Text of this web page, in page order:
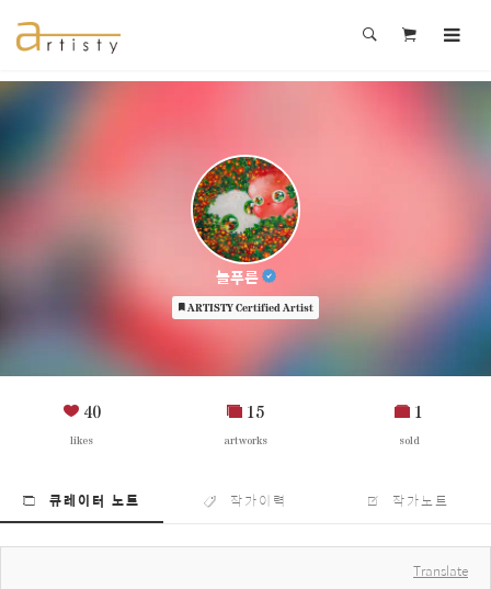
늘푸른
ARTISTY Certified Artist
40
likes
15
artworks
1
sold
큐레이터 노트 작가이력 작가노트
Translate